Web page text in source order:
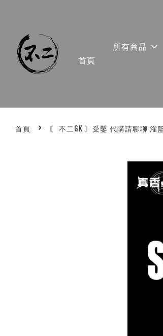
首頁
所有商品
首頁 › 〘 不二GK 〙受鑿 代購請聊聊 灌